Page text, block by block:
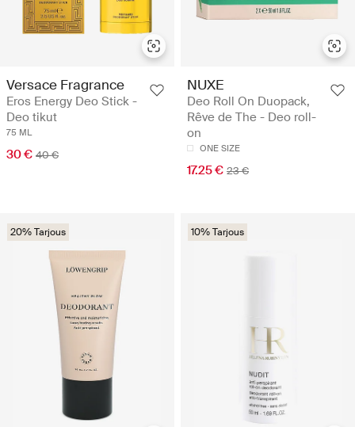
Versace Fragrance
Eros Energy Deo Stick -
Deo tikut
75 ML
30 € 40 €
NUXE
Deo Roll On Duopack,
Rêve de The - Deo roll-
on
ONE SIZE
17.25 € 23 €
20% Tarjous 10% Tarjous